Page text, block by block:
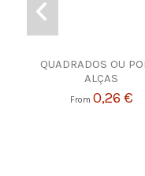
QUADRADOS OU
ALÇAS
From 0,26 €